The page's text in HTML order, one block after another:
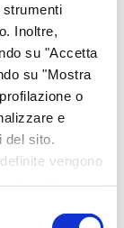
Inoltre,
su "Accetta
su "Mostra
o
e
sito.
vengono